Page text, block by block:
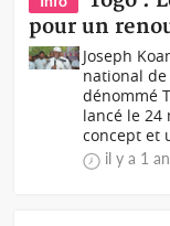
pour un
Joseph
national de
dénommé
lancé le 24
concept et
il y a 1 an